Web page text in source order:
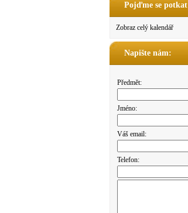
Pojďme se potkat
Zobraz celý kalendář
Napište nám:
Předmět:
Jméno:
Váš email:
Telefon: